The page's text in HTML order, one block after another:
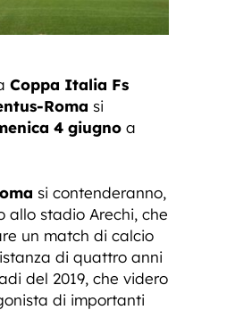
Coppa Italia Fs
Roma si
4 giugno a
si contenderanno,
allo stadio Arechi, che
un match di calcio
di quattro anni
del 2019, che videro
di importanti